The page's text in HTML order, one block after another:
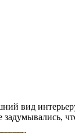
вид